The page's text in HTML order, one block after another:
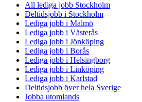
All lediga jobb Stockholm
Deltidsjobb i Stockholm
Lediga jobb i Malmö
Lediga jobb i Västerås
Lediga jobb i Jönköping
Lediga jobb i Borås
Lediga jobb i Helsingborg
Lediga jobb i Linköping
Lediga jobb i Karlstad
Deltidsjobb över hela Sverige
Jobba utomlands